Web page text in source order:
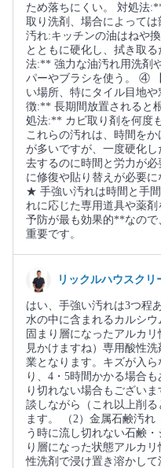
ため落ちにくい。 対処法
取り洗剤、場合によって
汚れ:キッチンの油はねや
とともに硬化し、拭き取
法:** 強力な油汚れ用洗剤
パーやブラシを使う。 ④
い場所、特にタイル目地
徴:** 長期間放置されると
処法:** カビ取り剤を何度
これらの汚れは、時間を
が多いですが、一度硬化
去するのに時間と労力が
に修復や貼り替えが必要
★ 手強い汚れは時間と手
れに応じた専用道具や薬剤
予防が最も効果的**なの
重要です。
リックルハウスクリ
はい、手強い汚れは3つ程
水の中に含まれるカルシ
固まり層になったアルカ
見かけますね）専用酸性
業となります。キズが入
り、4・5時間かかる場合
り切れない場合もござい
談しながら（これ以上削
ます。 （2）金属石鹸汚
う時に流し切れない石鹸
り層になった状態アルカ
性洗剤で浸け置き溶かし